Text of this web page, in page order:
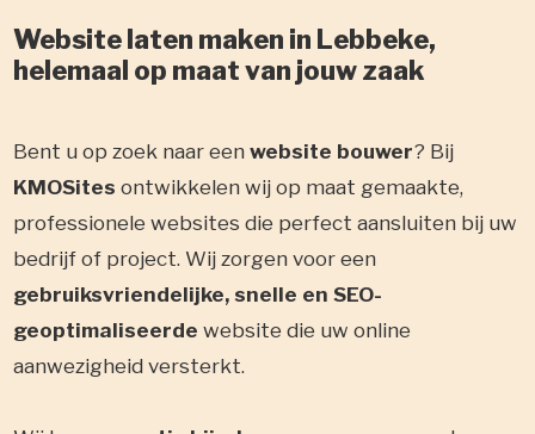
Website laten maken in Lebbeke,
helemaal op maat van jouw zaak
Bent u op zoek naar eenwebsite bouwer? Bij
KMOSitesontwikkelen wij op maat gemaakte,
professionele websites die perfect aansluiten bij uw
bedrijf of project. Wij zorgen voor een
gebruiksvriendelijke, snelle en SEO-
geoptimaliseerdewebsite die uw online
aanwezigheid versterkt.